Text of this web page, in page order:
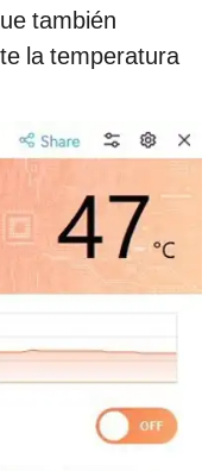
también
la temperatura